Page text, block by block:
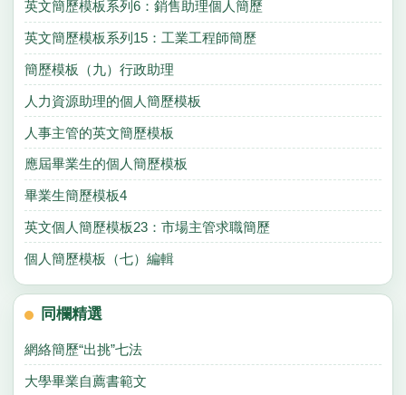
英文簡歷模板系列6：銷售助理個人簡歷
英文簡歷模板系列15：工業工程師簡歷
簡歷模板（九）行政助理
人力資源助理的個人簡歷模板
人事主管的英文簡歷模板
應屆畢業生的個人簡歷模板
畢業生簡歷模板4
英文個人簡歷模板23：市場主管求職簡歷
個人簡歷模板（七）編輯
同欄精選
網絡簡歷“出挑”七法
大學畢業自薦書範文